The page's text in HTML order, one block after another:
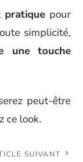
pratiquepour
simplicité,
une touche
peut-être
ce look.
SUIVANT